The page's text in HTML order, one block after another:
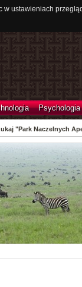
ustawieniach
Psychologia
"Park Naczelnych